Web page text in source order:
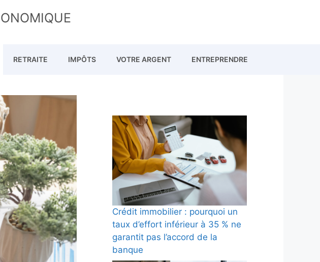
RETRAITE IMPÔTS VOTRE ARGENT ENTREPRENDRE
Crédit immobilier : pourquoi un
taux d’effort inférieur à 35 % ne
garantit pas l’accord de la
banque